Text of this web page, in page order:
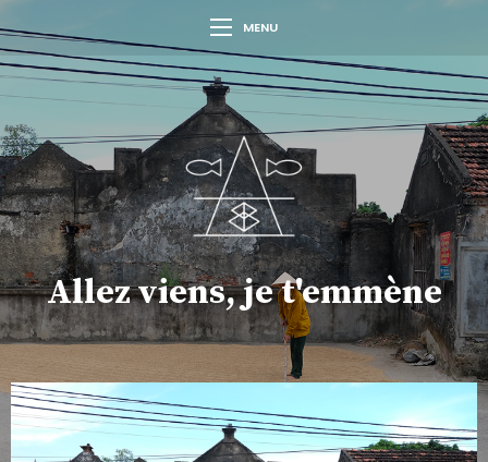
MENU
Allez viens, je t'emmène